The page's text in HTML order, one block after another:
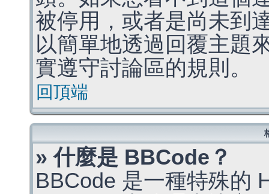
被停用，或者是尚未到
以簡單地透過回覆主題
實遵守討論區的規則。
回頂端
» 什麼是 BBCode？
BBCode 是一種特殊的